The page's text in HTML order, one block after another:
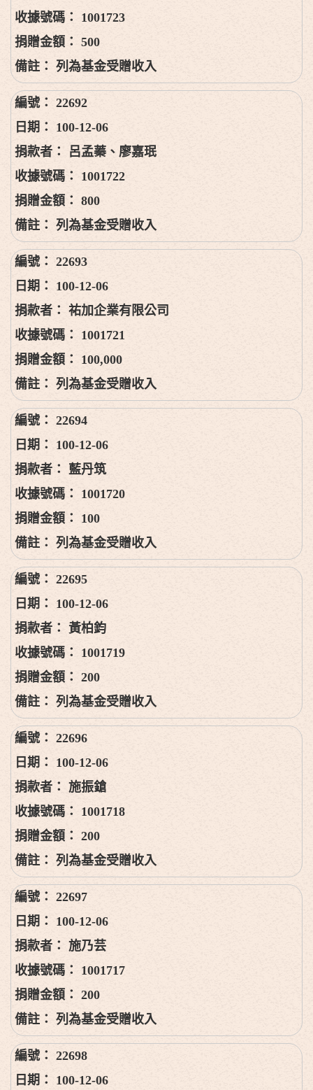
1001723
500
列為基金受贈收入
22692
100-12-06
呂孟蓁、廖嘉珉
1001722
800
列為基金受贈收入
22693
100-12-06
祐加企業有限公司
1001721
100,000
列為基金受贈收入
22694
100-12-06
藍丹筑
1001720
100
列為基金受贈收入
22695
100-12-06
黃柏鈞
1001719
200
列為基金受贈收入
22696
100-12-06
施振鎗
1001718
200
列為基金受贈收入
22697
100-12-06
施乃芸
1001717
200
列為基金受贈收入
22698
100-12-06